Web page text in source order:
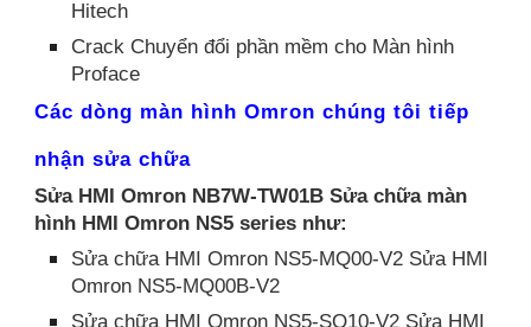
Hitech
Crack Chuyển đổi phần mềm cho Màn hình
Proface
Các dòng màn hình Omron chúng tôi tiếp
nhận sửa chữa
Sửa HMI Omron NB7W-TW01B Sửa chữa màn
hình HMI Omron NS5 series như:
Sửa chữa HMI Omron NS5-MQ00-V2 Sửa HMI
Omron NS5-MQ00B-V2
Sửa chữa HMI Omron NS5-SQ10-V2 Sửa HMI